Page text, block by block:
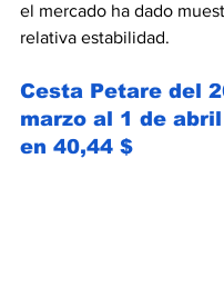
el mercado ha dado
relativa estabilidad.
Cesta Petare del
marzo al 1 de
en 40,44 $